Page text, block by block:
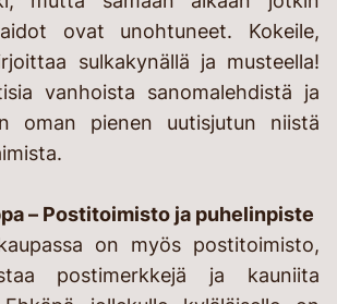
ovat unohtuneet. Kokeile,
sulkakynällä ja musteella!
vanhoista sanomalehdistä ja
oman pienen uutisjutun niistä
– Postitoimisto ja puhelinpiste
on myös postitoimisto,
postimerkkejä ja kauniita